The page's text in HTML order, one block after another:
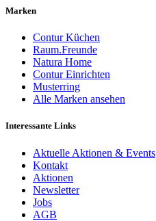
Marken
Contur Küchen
Raum.Freunde
Natura Home
Contur Einrichten
Musterring
Alle Marken ansehen
Interessante Links
Aktuelle Aktionen & Events
Kontakt
Aktionen
Newsletter
Jobs
AGB